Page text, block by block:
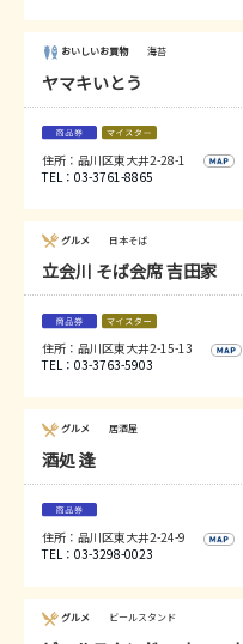
おいしいお買物海苔
ヤマキいとう
住所：品川区東大井2-28-1
TEL：03-3761-8865
グルメ 日本そば
立会川 そば会席 吉田家
住所：品川区東大井2-15-13
TEL：03-3763-5903
グルメ 居酒屋
酒処 逢
住所：品川区東大井2-24-9
TEL：03-3298-0023
グルメ ビールスタンド